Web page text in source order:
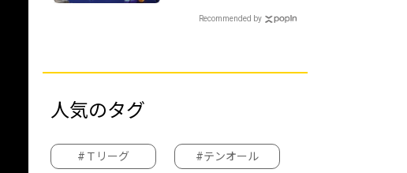
卓球・近畿高校選手
Recommended by
人気のタグ
#Ｔリーグ #テンオール